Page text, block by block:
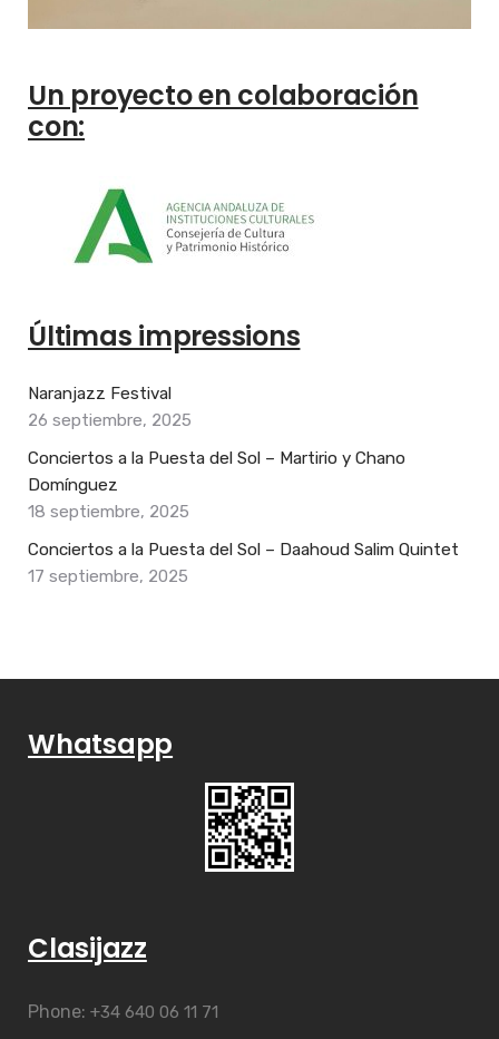
Un proyecto en colaboración
con:
Últimas impressions
Naranjazz Festival
26 septiembre, 2025
Conciertos a la Puesta del Sol – Martirio y Chano
Domínguez
18 septiembre, 2025
Conciertos a la Puesta del Sol – Daahoud Salim Quintet
17 septiembre, 2025
Whatsapp
Clasijazz
Phone: +34 640 06 11 71